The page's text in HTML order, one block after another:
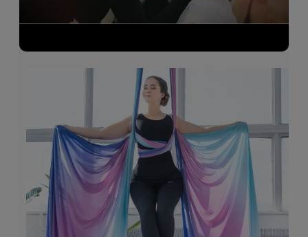
5 miesięcy temu
    
Super, bardzo pomocni! Polecam bardzo!!!